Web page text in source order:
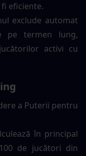
eficiente.
exclude automat
pe termen lung,
activi cu
a Puterii pentru
în principal
de jucători din